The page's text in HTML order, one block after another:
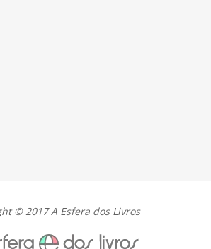
© 2017 A Esfera dos Livros